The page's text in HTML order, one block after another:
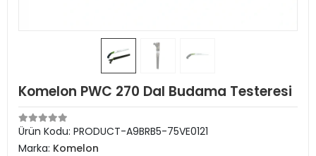
Komelon PWC 270 Dal Budama Testeresi
Ürün Kodu: PRODUCT-A9BRB5-75VE0121
Marka: Komelon